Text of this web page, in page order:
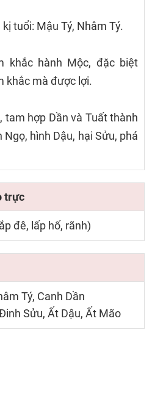
tuổi: Mậu Tý, Nhâm Tý.
khắc hành Mộc, đặc biệt
khắc mà được lợi.
tam hợp Dần và Tuất thành
Ngọ, hình Dậu, hại Sửu, phá
trực
đê, lấp hố, rãnh)
Tý, Canh Dần
Sửu, Ất Dậu, Ất Mão